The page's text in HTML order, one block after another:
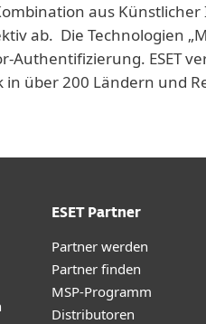
aus
ab. Die Technologien
Authentifizierung. ESET
über 200 Ländern und
ESET Partner
Partner werden
Partner finden
MSP-Programm
Distributoren